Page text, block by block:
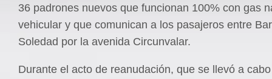
36 padrones nuevos que funcionan 100% con gas
vehicular y que comunican a los pasajeros entre
Soledad por la avenida Circunvalar.
Durante el acto de reanudación, que se llevó a